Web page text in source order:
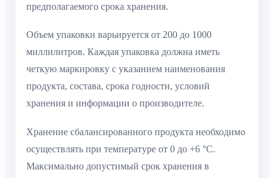
предполагаемого срока хранения.
Объем упаковки варьируется от 200 до 1000
миллилитров. Каждая упаковка должна иметь
четкую маркировку с указанием наименования
продукта, состава, срока годности, условий
хранения и информации о производителе.
Хранение сбалансированного продукта необходимо
осуществлять при температуре от 0 до +6 °C.
Максимально допустимый срок хранения в